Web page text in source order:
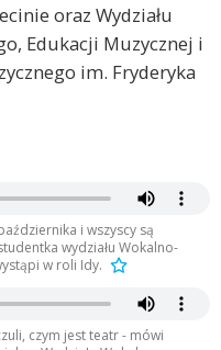
oraz Wydziału
Edukacji Muzycznej i
im. Fryderyka
i wszyscy są
wydziału Wokalno-
w roli Idy.
czym jest teatr - mówi